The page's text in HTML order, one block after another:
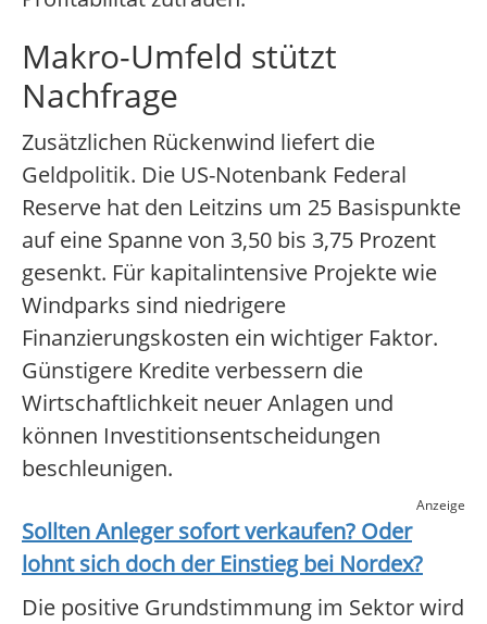
Makro-Umfeld stützt
Nachfrage
Zusätzlichen Rückenwind liefert die
Geldpolitik. Die US-Notenbank Federal
Reserve hat den Leitzins um 25 Basispunkte
auf eine Spanne von 3,50 bis 3,75 Prozent
gesenkt. Für kapitalintensive Projekte wie
Windparks sind niedrigere
Finanzierungskosten ein wichtiger Faktor.
Günstigere Kredite verbessern die
Wirtschaftlichkeit neuer Anlagen und
können Investitionsentscheidungen
beschleunigen.
Anzeige
Sollten Anleger sofort verkaufen? Oder
lohnt sich doch der Einstieg bei Nordex?
Die positive Grundstimmung im Sektor wird